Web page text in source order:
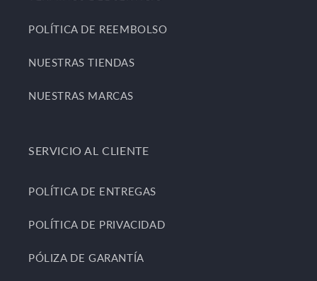
POLÍTICA DE REEMBOLSO
NUESTRAS TIENDAS
NUESTRAS MARCAS
SERVICIO AL CLIENTE
POLÍTICA DE ENTREGAS
POLÍTICA DE PRIVACIDAD
PÓLIZA DE GARANTÍA